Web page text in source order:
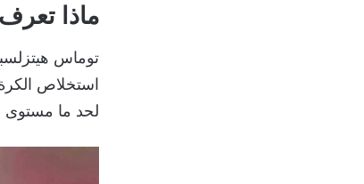
ماذا
توماس
استخلاص
لحد ما مستوى